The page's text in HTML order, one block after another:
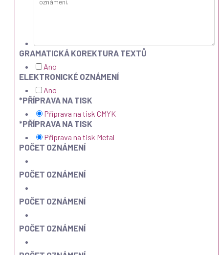
GRAMATICKÁ KOREKTURA TEXTŮ
Ano
ELEKTRONICKÉ OZNÁMENÍ
Ano
*PŘÍPRAVA NA TISK
Příprava na tisk CMYK
*PŘÍPRAVA NA TISK
Příprava na tisk Metal
POČET OZNÁMENÍ
POČET OZNÁMENÍ
POČET OZNÁMENÍ
POČET OZNÁMENÍ